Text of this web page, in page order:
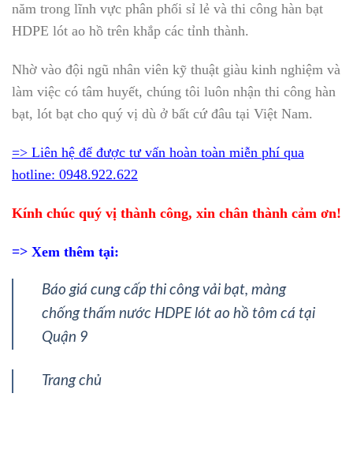
năm trong lĩnh vực phân phối sỉ lẻ và thi công hàn bạt
HDPE lót ao hồ trên khắp các tỉnh thành.
Nhờ vào đội ngũ nhân viên kỹ thuật giàu kinh nghiệm và
làm việc có tâm huyết, chúng tôi luôn nhận thi công hàn
bạt, lót bạt cho quý vị dù ở bất cứ đâu tại Việt Nam.
=> Liên hệ để được tư vấn hoàn toàn miễn phí qua
hotline: 0948.922.622
Kính chúc quý vị thành công, xin chân thành cảm ơn!
=> Xem thêm tại:
Báo giá cung cấp thi công vải bạt, màng
chống thấm nước HDPE lót ao hồ tôm cá tại
Quận 9
Trang chủ